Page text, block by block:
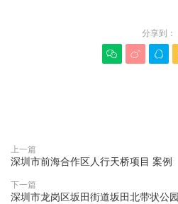
分享到：
  
上一篇
深圳市前海合作区人行天桥项目 案例
下一篇
深圳市龙岗区坂田街道坂田北带状公